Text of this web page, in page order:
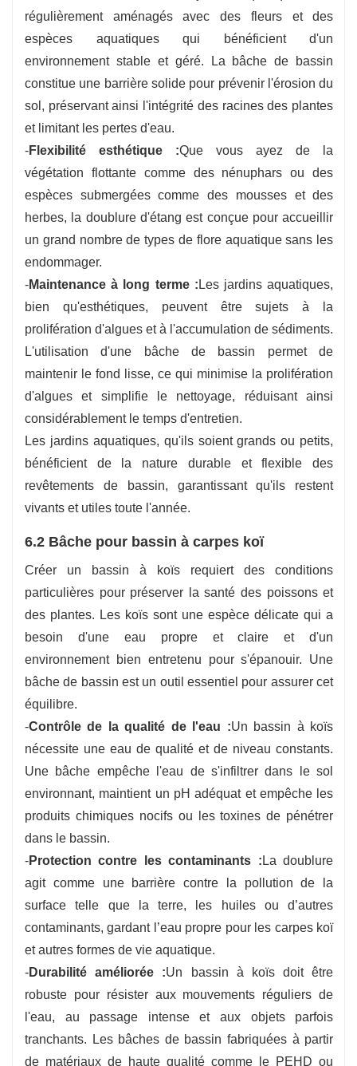
régulièrement aménagés avec des fleurs et des
espèces aquatiques qui bénéficient d'un
environnement stable et géré. La bâche de bassin
constitue une barrière solide pour prévenir l'érosion du
sol, préservant ainsi l'intégrité des racines des plantes
et limitant les pertes d'eau.
-Flexibilité esthétique :Que vous ayez de la
végétation flottante comme des nénuphars ou des
espèces submergées comme des mousses et des
herbes, la doublure d'étang est conçue pour accueillir
un grand nombre de types de flore aquatique sans les
endommager.
-Maintenance à long terme : Les jardins aquatiques,
bien qu'esthétiques, peuvent être sujets à la
prolifération d'algues et à l'accumulation de sédiments.
L'utilisation d'une bâche de bassin permet de
maintenir le fond lisse, ce qui minimise la prolifération
d'algues et simplifie le nettoyage, réduisant ainsi
considérablement le temps d'entretien.
Les jardins aquatiques, qu'ils soient grands ou petits,
bénéficient de la nature durable et flexible des
revêtements de bassin, garantissant qu'ils restent
vivants et utiles toute l'année.
6.2 Bâche pour bassin à carpes koï
Créer un bassin à koïs requiert des conditions
particulières pour préserver la santé des poissons et
des plantes. Les koïs sont une espèce délicate qui a
besoin d'une eau propre et claire et d'un
environnement bien entretenu pour s'épanouir. Une
bâche de bassin est un outil essentiel pour assurer cet
équilibre.
-Contrôle de la qualité de l'eau :Un bassin à koïs
nécessite une eau de qualité et de niveau constants.
Une bâche empêche l'eau de s'infiltrer dans le sol
environnant, maintient un pH adéquat et empêche les
produits chimiques nocifs ou les toxines de pénétrer
dans le bassin.
-Protection contre les contaminants : La doublure
agit comme une barrière contre la pollution de la
surface telle que la terre, les huiles ou d’autres
contaminants, gardant l’eau propre pour les carpes koï
et autres formes de vie aquatique.
-Durabilité améliorée :Un bassin à koïs doit être
robuste pour résister aux mouvements réguliers de
l'eau, au passage intense et aux objets parfois
tranchants. Les bâches de bassin fabriquées à partir
de matériaux de haute qualité comme le PEHD ou